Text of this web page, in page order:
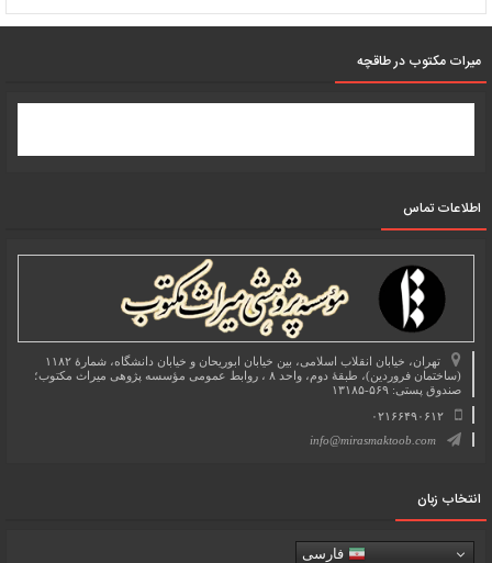
میرات مکتوب در طاقچه
اطلاعات تماس
تهران، خیابان انقلاب اسلامی، بین خیابان ابوریحان و خیابان دانشگاه، شمارۀ ۱۱۸۲
(ساختمان فروردین)، طبقۀ دوم، واحد ۸ ، روابط عمومی مؤسسه پژوهی میراث مکتوب؛
صندوق پستی: ۵۶۹-۱۳۱۸۵
۰۲۱۶۶۴۹۰۶۱۲
info@mirasmaktoob.com
انتخاب زبان
فارسی